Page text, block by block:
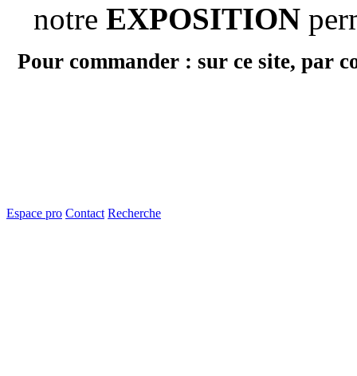
notre EXPOSITION
Pour commander : sur ce site, par
Espace pro Contact Recherche